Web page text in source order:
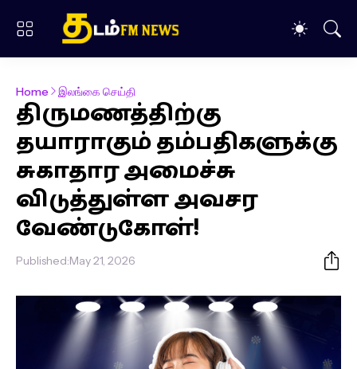
Home இலங்கை செய்தி
திருமணத்திற்கு
தயாராகும் தம்பதிகளுக்கு
சுகாதார அமைச்சு
விடுத்துள்ள அவசர
வேண்டுகோள்!
Published:May 21, 2026